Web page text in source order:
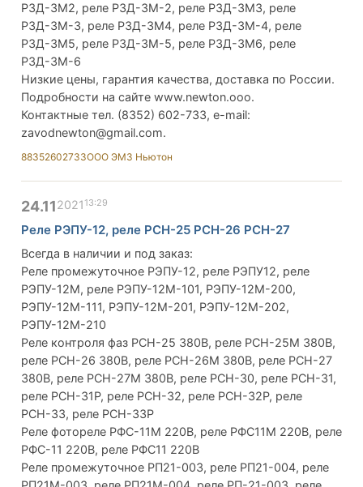
РЗД-3М2, реле РЗД-3М-2, реле РЗД-3М3, реле
РЗД-3М-3, реле РЗД-3М4, реле РЗД-3М-4, реле
РЗД-3М5, реле РЗД-3М-5, реле РЗД-3М6, реле
РЗД-3М-6
Низкие цены, гарантия качества, доставка по России.
Подробности на сайте www.newton.ooo.
Контактные тел. (8352) 602-733, e-mail:
zavodnewton@gmail.com.
88352602733ООО ЭМЗ Ньютон
24.112021 13:29
Реле РЭПУ-12, реле РСН-25 РСН-26 РСН-27
Всегда в наличии и под заказ:
Реле промежуточное РЭПУ-12, реле РЭПУ12, реле
РЭПУ-12М, реле РЭПУ-12М-101, РЭПУ-12М-200,
РЭПУ-12М-111, РЭПУ-12М-201, РЭПУ-12М-202,
РЭПУ-12М-210
Реле контроля фаз РСН-25 380В, реле РСН-25М 380В,
реле РСН-26 380В, реле РСН-26М 380В, реле РСН-27
380В, реле РСН-27М 380В, реле РСН-30, реле РСН-31,
реле РСН-31Р, реле РСН-32, реле РСН-32Р, реле
РСН-33, реле РСН-33Р
Реле фотореле РФС-11М 220В, реле РФС11М 220В, реле
РФС-11 220В, реле РФС11 220В
Реле промежуточное РП21-003, реле РП21-004, реле